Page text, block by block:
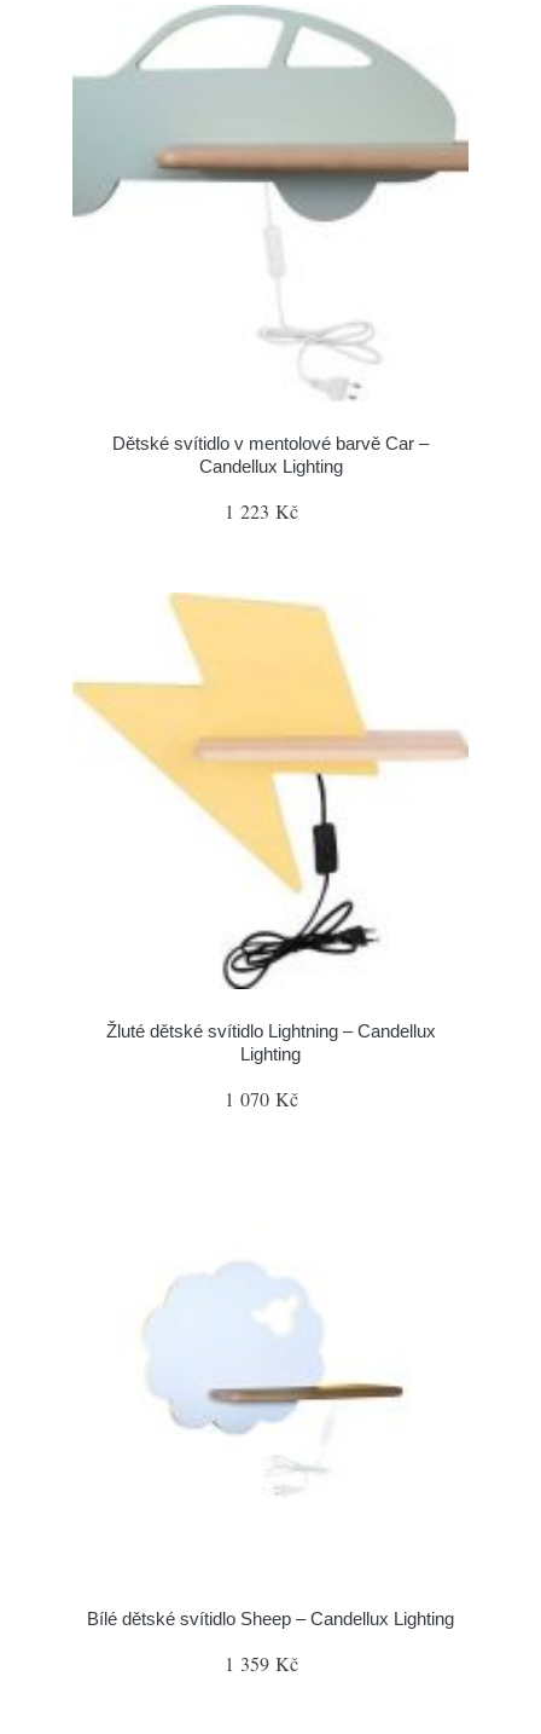
Dětské svítidlo v mentolové barvě Car –
Candellux Lighting
1 223 Kč
Žluté dětské svítidlo Lightning – Candellux
Lighting
1 070 Kč
Bílé dětské svítidlo Sheep – Candellux Lighting
1 359 Kč